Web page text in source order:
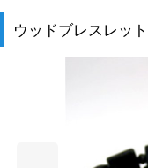
ウッドブレスレ